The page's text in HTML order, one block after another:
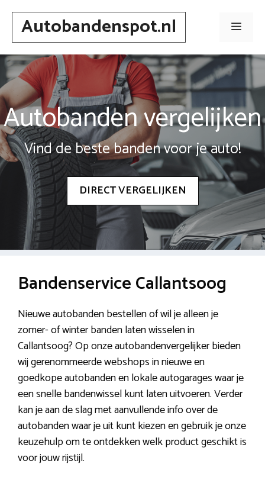
Spring
inhoudAutobandenspot.nl Menu
Autobanden vergelijken
Vind de beste banden voor je auto!
DIRECT VERGELIJKEN
Bandenservice Callantsoog
Nieuwe autobanden bestellen of wil je alleen je
zomer- of winter banden laten wisselen in
Callantsoog? Op onze autobandenvergelijker bieden
wij gerenommeerde webshops in nieuwe en
goedkope autobanden en lokale autogarages waar je
een snelle bandenwissel kunt laten uitvoeren. Verder
kan je aan de slag met aanvullende info over de
autobanden waar je uit kunt kiezen en gebruik je onze
keuzehulp om te ontdekken welk product geschikt is
voor jouw rijstijl.